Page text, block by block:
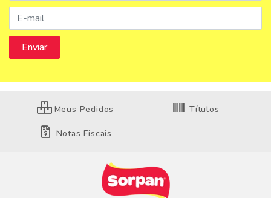
Meus Pedidos Títulos
Notas Fiscais